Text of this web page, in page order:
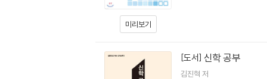
미리보기
[도서] 신학 공부
김진혁 저